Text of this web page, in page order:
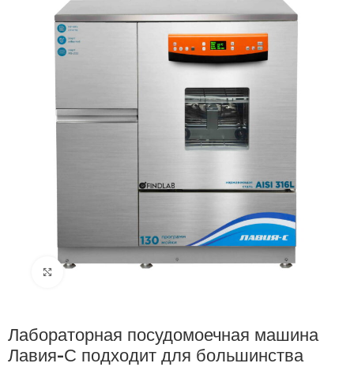
Нажмите, чтобы увеличить
Лабораторная посудомоечная машина
Лавия-С подходит для большинства